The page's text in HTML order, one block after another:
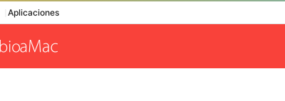
Aplicaciones